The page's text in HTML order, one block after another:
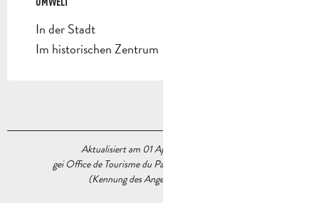
In der Stadt
Im historischen Zentrum
Aktualisiert am 01 April 2026 Um 17:22
gei Office de Tourisme du Pays d’Aubagne et de l’Étoile
(Kennung des Angebots :